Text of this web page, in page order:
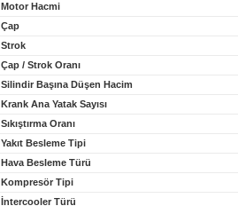
Motor Hacmi
Çap
Strok
Çap / Strok Oranı
Silindir Başına Düşen Hacim
Krank Ana Yatak Sayısı
Sıkıştırma Oranı
Yakıt Besleme Tipi
Hava Besleme Türü
Kompresör Tipi
İntercooler Türü